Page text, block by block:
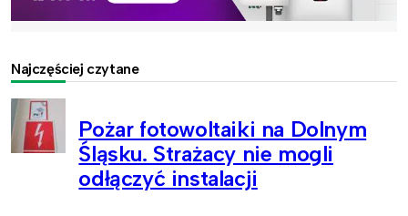
Najczęściej czytane
Pożar fotowoltaiki na Dolnym
Śląsku. Strażacy nie mogli
odłączyć instalacji